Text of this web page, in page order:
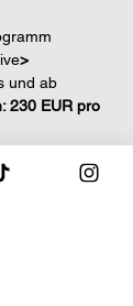
>
und ab
230 EUR pro